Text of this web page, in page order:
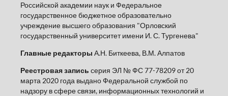
Российской академии наук и Федеральное
государственное бюджетное образовательно
учреждение высшего образования "Орловский
государственный университет имени И. С. Тургенева"
Главные редакторы А.Н. Биткеева, В.М. Алпатов
Реестровая запись серия ЭЛ № ФС 77-78209 от 20
марта 2020 года выдано Федеральной службой по
надзору в сфере связи, информационных технологий и